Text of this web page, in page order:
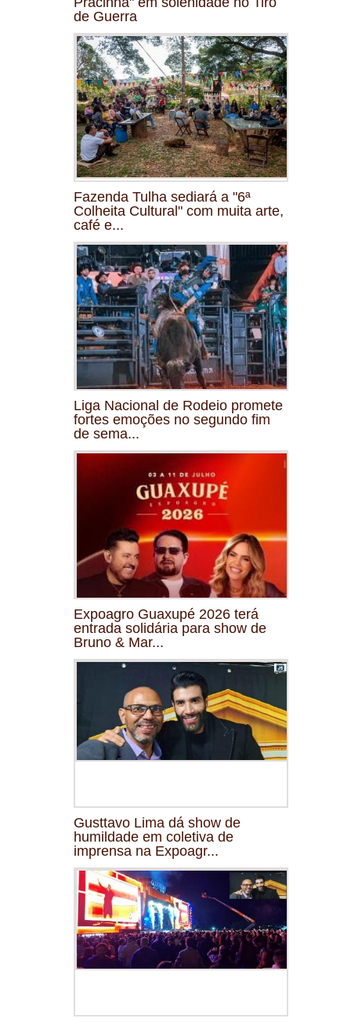
de Guerra
Fazenda Tulha sediará a "6ª
Colheita Cultural" com muita arte,
café e...
Liga Nacional de Rodeio promete
fortes emoções no segundo fim
de sema...
Expoagro Guaxupé 2026 terá
entrada solidária para show de
Bruno & Mar...
Gusttavo Lima dá show de
humildade em coletiva de
imprensa na Expoagr...